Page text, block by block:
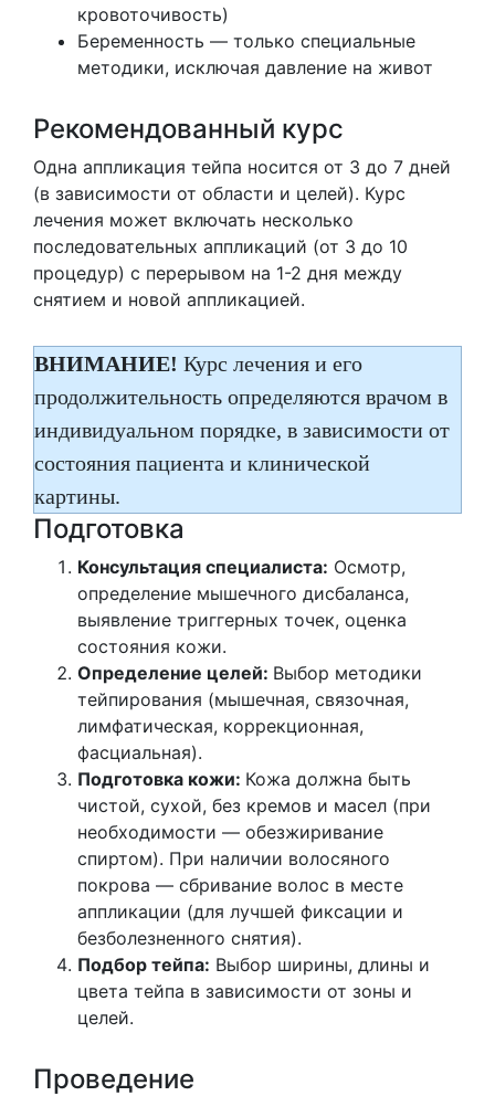
кровоточивость)
Беременность — только специальные
методики, исключая давление на живот
Рекомендованный курс
Одна аппликация тейпа носится от 3 до 7 дней
(в зависимости от области и целей). Курс
лечения может включать несколько
последовательных аппликаций (от 3 до 10
процедур) с перерывом на 1-2 дня между
снятием и новой аппликацией.
ВНИМАНИЕ! Курс лечения и его
продолжительность определяются врачом в
индивидуальном порядке, в зависимости от
состояния пациента и клинической
картины.
Подготовка
Консультация специалиста: Осмотр,
определение мышечного дисбаланса,
выявление триггерных точек, оценка
состояния кожи.
Определение целей: Выбор методики
тейпирования (мышечная, связочная,
лимфатическая, коррекционная,
фасциальная).
Подготовка кожи: Кожа должна быть
чистой, сухой, без кремов и масел (при
необходимости — обезжиривание
спиртом). При наличии волосяного
покрова — сбривание волос в месте
аппликации (для лучшей фиксации и
безболезненного снятия).
Подбор тейпа: Выбор ширины, длины и
цвета тейпа в зависимости от зоны и
целей.
Проведение